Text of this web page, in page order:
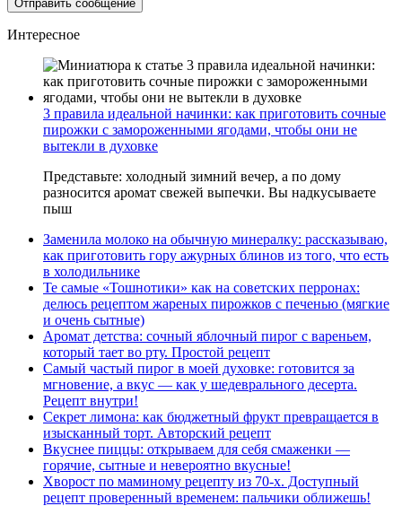
Интересное
3 правила идеальной начинки: как приготовить сочные
пирожки с замороженными ягодами, чтобы они не
вытекли в духовке
Представьте: холодный зимний вечер, а по дому
разносится аромат свежей выпечки. Вы надкусываете
пыш
Заменила молоко на обычную минералку: рассказываю,
как приготовить гору ажурных блинов из того, что есть
в холодильнике
Те самые «Тошнотики» как на советских перронах:
делюсь рецептом жареных пирожков с печенью (мягкие
и очень сытные)
Аромат детства: сочный яблочный пирог с вареньем,
который тает во рту. Простой рецепт
Самый частый пирог в моей духовке: готовится за
мгновение, а вкус — как у шедеврального десерта.
Рецепт внутри!
Секрет лимона: как бюджетный фрукт превращается в
изысканный торт. Авторский рецепт
Вкуснее пиццы: открываем для себя смаженки —
горячие, сытные и невероятно вкусные!
Хворост по маминому рецепту из 70-х. Доступный
рецепт проверенный временем: пальчики оближешь!